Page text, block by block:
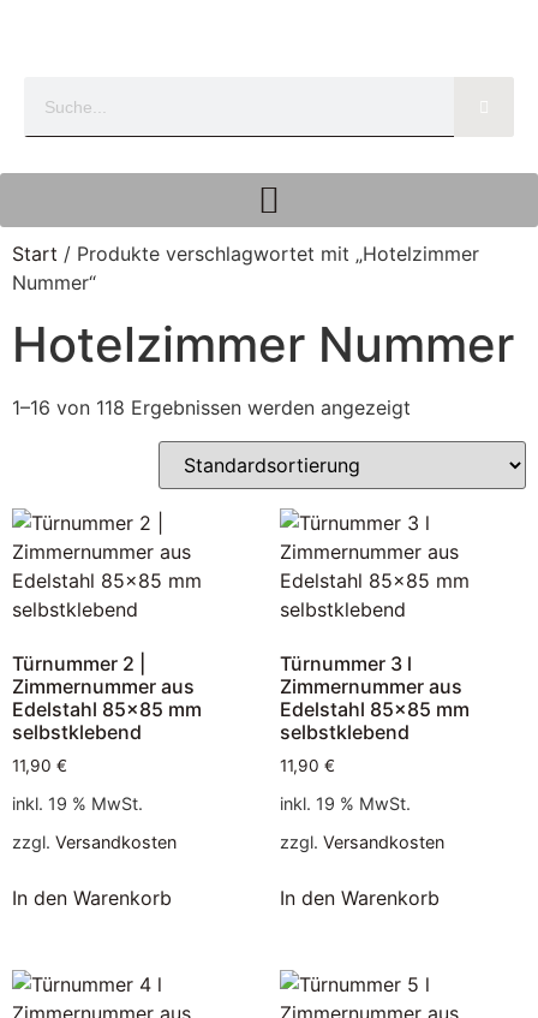
Start / Produkte verschlagwortet mit „Hotelzimmer
Nummer“
Hotelzimmer Nummer
1–16 von 118 Ergebnissen werden angezeigt
Türnummer 2 |
Zimmernummer aus
Edelstahl 85×85 mm
selbstklebend
11,90 €
inkl. 19 % MwSt.
zzgl. Versandkosten
In den Warenkorb
Türnummer 3 l
Zimmernummer aus
Edelstahl 85×85 mm
selbstklebend
11,90 €
inkl. 19 % MwSt.
zzgl. Versandkosten
In den Warenkorb